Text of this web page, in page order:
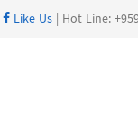
Like Us | Hot Line: